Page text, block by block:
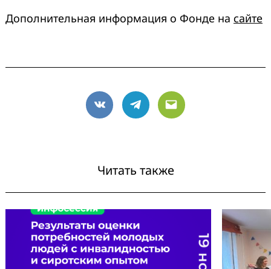
Дополнительная информация о Фонде на сайте
VK Telegram
Email
Читать также